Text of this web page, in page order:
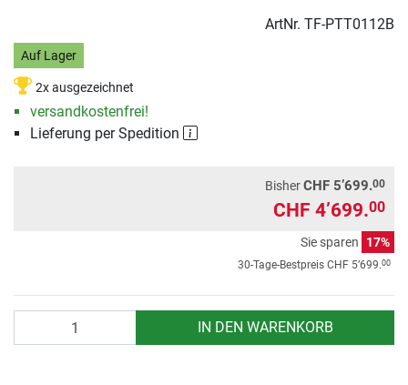
ArtNr. TF-PTT0112B
Auf Lager
2x ausgezeichnet
versandkostenfrei!
Lieferung per Spedition
BisherCHF 5’699.00
CHF 4’699.00
Sie sparen 17%
30-Tage-Bestpreis CHF 5’699.00
IN DEN WARENKORB